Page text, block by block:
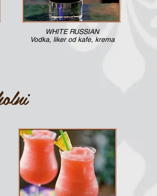
WHITE RUSSIAN
Vodka, liker od kafe, krema